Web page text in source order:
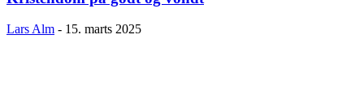
Lars Alm - 15. marts 2025